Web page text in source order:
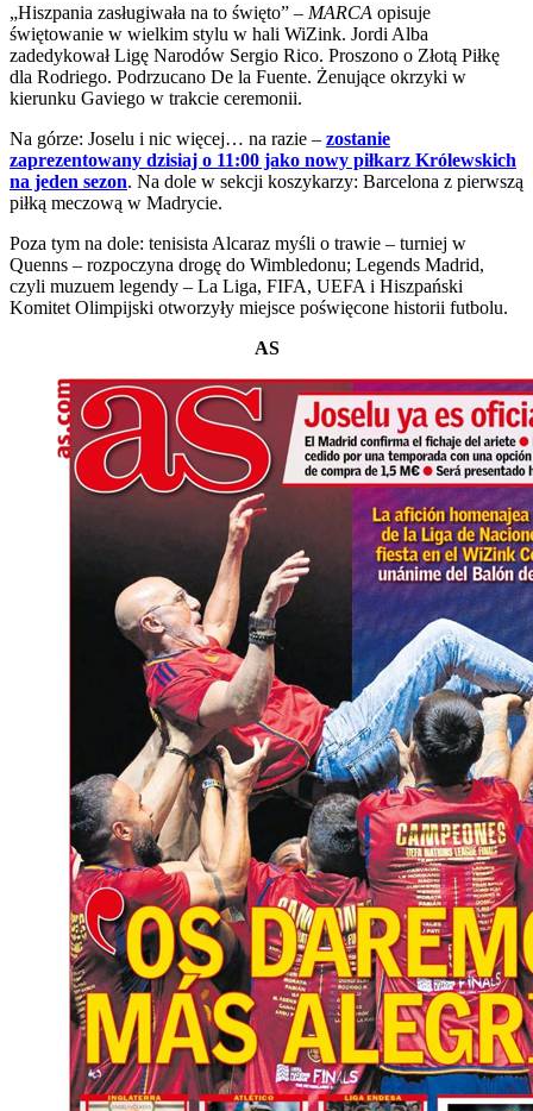
„Hiszpania zasługiwała na to święto” – MARCA opisuje
świętowanie w wielkim stylu w hali WiZink. Jordi Alba
zadedykował Ligę Narodów Sergio Rico. Proszono o Złotą Piłkę
dla Rodriego. Podrzucano De la Fuente. Żenujące okrzyki w
kierunku Gaviego w trakcie ceremonii.
Na górze: Joselu i nic więcej… na razie – zostanie
zaprezentowany dzisiaj o 11:00 jako nowy piłkarz Królewskich
na jeden sezon. Na dole w sekcji koszykarzy: Barcelona z pierwszą
piłką meczową w Madrycie.
Poza tym na dole: tenisista Alcaraz myśli o trawie – turniej w
Quenns – rozpoczyna drogę do Wimbledonu; Legends Madrid,
czyli muzuem legendy – La Liga, FIFA, UEFA i Hiszpański
Komitet Olimpijski otworzyły miejsce poświęcone historii futbolu.
AS